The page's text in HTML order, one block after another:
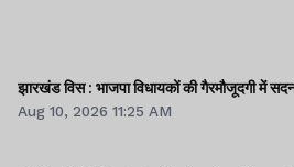
झारखंड विस : भाजपा विधायकों की गैरमौजूदगी
Aug 10, 2026 11:25 AM